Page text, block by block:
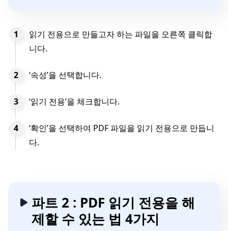
읽기 전용으로 만들고자 하는 파일을 오른쪽 클릭합
니다.
‘속성’을 선택합니다.
‘읽기 전용’을 체크합니다.
‘확인’을 선택하여 PDF 파일을 읽기 전용으로 만듭니
다.
파트 2 : PDF 읽기 전용을 해
제할 수 있는 법 4가지